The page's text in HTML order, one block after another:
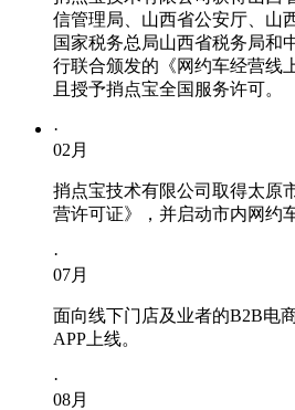
信管理局、山西省公安厅、山西
国家税务总局山西省税务局和
行联合颁发的《网约车经营线
且授予捎点宝全国服务许可。
·
02 月
捎点宝技术有限公司取得太原
营许可证》，并启动市内网约
·
07月
面向线下门店及业者的B2B电
APP上线。
·
08月